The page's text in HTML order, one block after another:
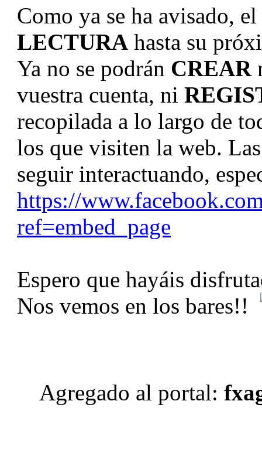
Como ya se ha avisado,
LECTURA hasta su
Ya no se podrán CREAR
vuestra cuenta, ni
recopilada a lo largo de
los que visiten la web.
seguir interactuando,
https://
ref=embed_page
Espero que hayáis
Nos vemos en los bares!!
Agregado al portal: